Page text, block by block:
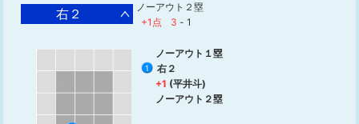
右２
ノーアウト２塁
+1点
3 - 1
ノーアウト１塁
1
右２
+1 (平井斗)
ノーアウト２塁